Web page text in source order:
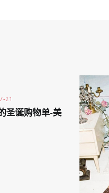
21
圣诞购物单-美